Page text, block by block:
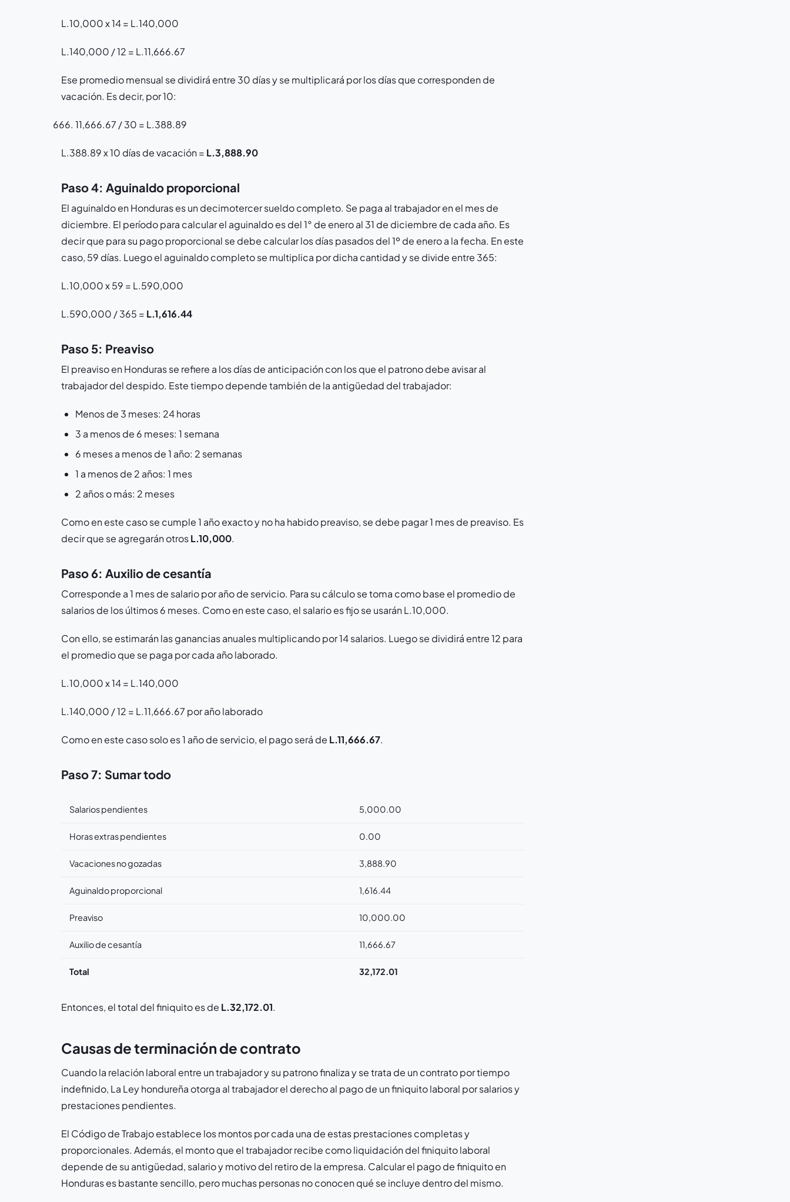
L.10,000 x 14 = L.140,000
L.140,000 / 12 = L.11,666.67
Ese promedio mensual se dividirá entre 30 días y se multiplicará por los días que corresponden de
vacación. Es decir, por 10:
11,666.67 / 30 = L.388.89
L.388.89 x 10 días de vacación = L.3,888.90
Paso 4: Aguinaldo proporcional
El aguinaldo en Honduras es un decimotercer sueldo completo. Se paga al trabajador en el mes de
diciembre. El período para calcular el aguinaldo es del 1° de enero al 31 de diciembre de cada año. Es
decir que para su pago proporcional se debe calcular los días pasados del 1º de enero a la fecha. En este
caso, 59 días. Luego el aguinaldo completo se multiplica por dicha cantidad y se divide entre 365:
L.10,000 x 59 = L.590,000
L.590,000 / 365 = L.1,616.44
Paso 5: Preaviso
El preaviso en Honduras se refiere a los días de anticipación con los que el patrono debe avisar al
trabajador del despido. Este tiempo depende también de la antigüedad del trabajador:
Menos de 3 meses: 24 horas
3 a menos de 6 meses: 1 semana
6 meses a menos de 1 año: 2 semanas
1 a menos de 2 años: 1 mes
2 años o más: 2 meses
Como en este caso se cumple 1 año exacto y no ha habido preaviso, se debe pagar 1 mes de preaviso. Es
decir que se agregarán otrosL.10,000.
Paso 6: Auxilio de cesantía
Corresponde a 1 mes de salario por año de servicio. Para su cálculo se toma como base el promedio de
salarios de los últimos 6 meses. Como en este caso, el salario es fijo se usarán L.10,000.
Con ello, se estimarán las ganancias anuales multiplicando por 14 salarios. Luego se dividirá entre 12 para
el promedio que se paga por cada año laborado.
L.10,000 x 14 = L.140,000
L.140,000 / 12 = L.11,666.67 por año laborado
Como en este caso solo es 1 año de servicio, el pago será de L.11,666.67.
Paso 7: Sumar todo
Salarios pendientes 5,000.00
Horas extras pendientes 0.00
Vacaciones no gozadas 3,888.90
Aguinaldo proporcional 1,616.44
Preaviso 10,000.00
Auxilio de cesantía 11,666.67
Total 32,172.01
Entonces, el total del finiquito es de L.32,172.01.
Causas de terminación de contrato
Cuando la relación laboral entre un trabajador y su patrono finaliza y se trata de un contrato por tiempo
indefinido, La Ley hondureña otorga al trabajador el derecho al pago de un finiquito laboral por salarios y
prestaciones pendientes.
El Código de Trabajo establece los montos por cada una de estas prestaciones completas y
proporcionales. Además, el monto que el trabajador recibe como liquidación del finiquito laboral
depende de su antigüedad, salario y motivo del retiro de la empresa. Calcular el pago de finiquito en
Honduras es bastante sencillo, pero muchas personas no conocen qué se incluye dentro del mismo.